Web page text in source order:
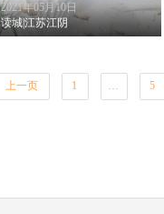
2021年05月10日
读城|江苏江阴
上一页 1 … 5